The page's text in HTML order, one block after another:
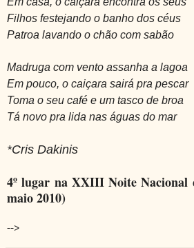
Filhos festejando o banho dos céus
Patroa lavando o chão com sabão
Madruga com vento assanha a lagoa
Em pouco, o caiçara sairá pra pescar
Toma o seu café e um tasco de broa
Tá novo pra lida nas águas do mar
*Cris Dakinis
4º lugar na XXIII Noite Nacional
maio 2010)
-->